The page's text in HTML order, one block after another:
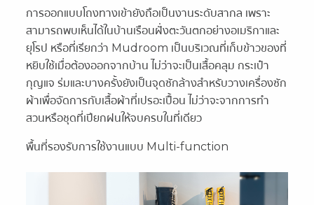
การออกแบบโถงทางเข้ายังถือเป็นงานระดับสากล เพราะ
สามารถพบเห็นได้ในบ้านเรือนฝั่งตะวันตกอย่างอเมริกาและ
ยุโรป หรือที่เรียกว่า Mudroom เป็นบริเวณที่เก็บข้าวของที่
หยิบใช้เมื่อต้องออกจากบ้าน ไม่ว่าจะเป็นเสื้อคลุม กระเป๋า
กุญแจ ร่มและบางครั้งยังเป็นจุดซักล้างสำหรับวางเครื่องซัก
ผ้าเพื่อจัดการกับเสื้อผ้าที่เปรอะเปื้อน ไม่ว่าจะจากการทำ
สวนหรือชุดที่เปียกฝนให้จบครบในที่เดียว
พื้นที่รองรับการใช้งานแบบ Multi-function